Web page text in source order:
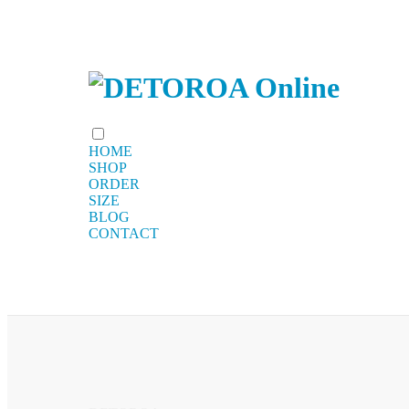
HOME
SHOP
ORDER
SIZE
BLOG
CONTACT